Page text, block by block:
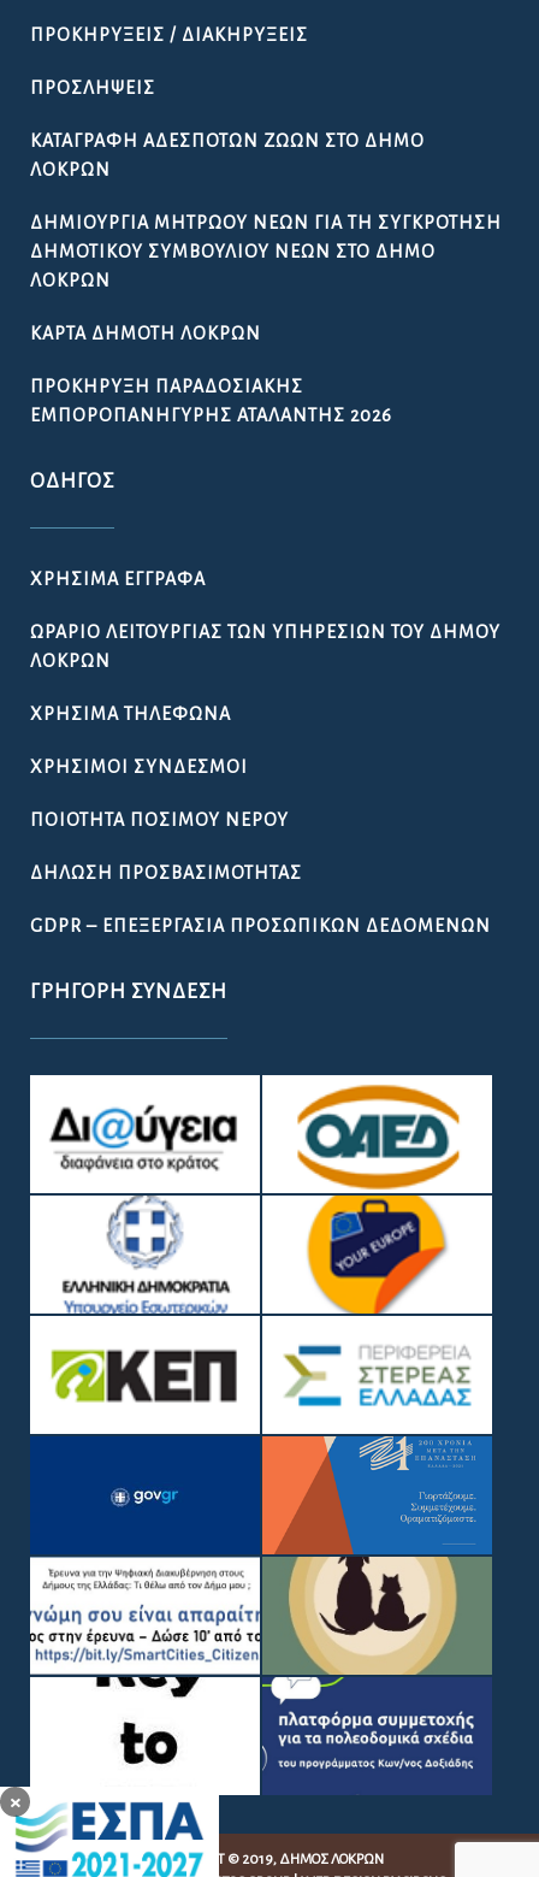
×
ΠΡΟΚΗΡΎΞΕΙΣ / ΔΙΑΚΗΡΎΞΕΙΣ
ΠΡΟΣΛΉΨΕΙΣ
ΚΑΤΑΓΡΑΦΉ ΑΔΈΣΠΟΤΩΝ ΖΏΩΝ ΣΤΟ ΔΉΜΟ
ΛΟΚΡΏΝ
ΔΗΜΙΟΥΡΓΊΑ ΜΗΤΡΏΟΥ ΝΈΩΝ ΓΙΑ ΤΗ ΣΥΓΚΡΌΤΗΣΗ
ΔΗΜΟΤΙΚΟΎ ΣΥΜΒΟΥΛΊΟΥ ΝΈΩΝ ΣΤΟ ΔΉΜΟ
ΛΟΚΡΏΝ
ΚΆΡΤΑ ΔΗΜΌΤΗ ΛΟΚΡΏΝ
ΠΡΟΚΉΡΥΞΗ ΠΑΡΑΔΟΣΙΑΚΉΣ
ΕΜΠΟΡΟΠΑΝΉΓΥΡΗΣ ΑΤΑΛΆΝΤΗΣ 2026
ΟΔΗΓΌΣ
ΧΡΉΣΙΜΑ ΈΓΓΡΑΦΑ
ΩΡΆΡΙΟ ΛΕΙΤΟΥΡΓΊΑΣ ΤΩΝ ΥΠΗΡΕΣΙΏΝ ΤΟΥ ΔΉΜΟΥ
ΛΟΚΡΏΝ
ΧΡΉΣΙΜΑ ΤΗΛΈΦΩΝΑ
ΧΡΉΣΙΜΟΙ ΣΎΝΔΕΣΜΟΙ
ΠΟΙΌΤΗΤΑ ΠΌΣΙΜΟΥ ΝΕΡΟΎ
ΔΉΛΩΣΗ ΠΡΟΣΒΑΣΙΜΌΤΗΤΑΣ
GDPR – ΕΠΕΞΕΡΓΑΣΙΑ ΠΡΟΣΩΠΙΚΩΝ ΔΕΔΟΜΕΝΩΝ
ΓΡΉΓΟΡΗ ΣΎΝΔΕΣΗ
COPYRIGHT © 2019, ΔΉΜΟΣ ΛΟΚΡΏΝ